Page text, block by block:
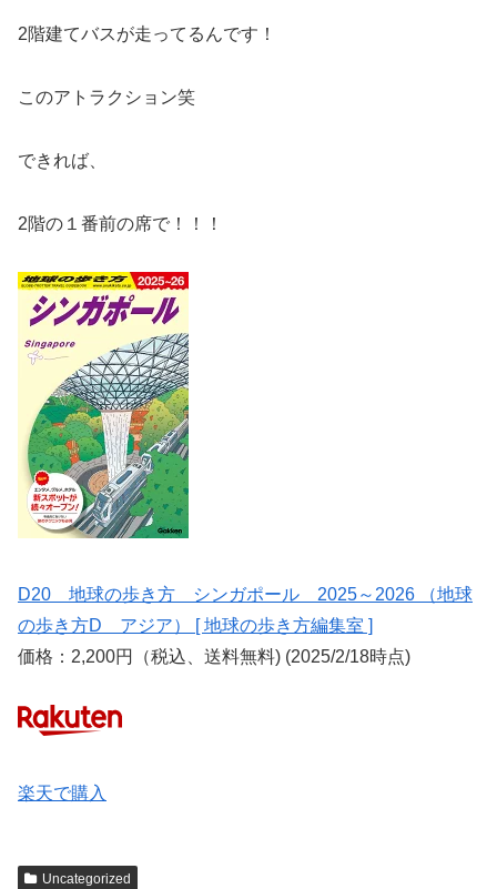
2階建てバスが走ってるんです！
このアトラクション笑
できれば、
2階の１番前の席で！！！
D20 地球の歩き方 シンガポール 2025～2026 （地球
の歩き方D アジア） [ 地球の歩き方編集室 ]
価格：2,200円（税込、送料無料) (2025/2/18時点)
楽天で購入
Uncategorized